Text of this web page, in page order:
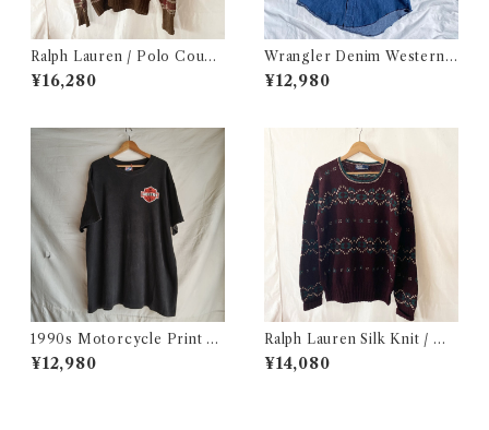
Ralph Lauren / Polo Count
ry Hand Knit / ラルフローレ
ン / ポロカントリー ハンドニ
¥16,280
Wrangler Denim Western S
hirt 15 1/2 Made in USA / ラ
ングラー デニムウエスタン シ
¥12,980
1990s Motorcycle Print T-
Shirt Size XL / 90年代 ハー
レー バイカー Tシャツ スカル
¥12,980
Ralph Lauren Silk Knit / ラ
ルフローレン シルク セーター
古着
¥14,080